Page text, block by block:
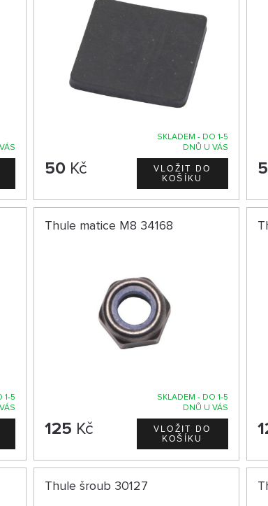
SKLADEM - DO 1-5
DNŮ U VÁS
50 Kč
1-5
Thule matice M8 34168
SKLADEM - DO 1-5
DNŮ U VÁS
125 Kč
Thule šroub 30127